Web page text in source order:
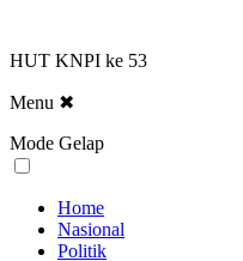
HUT KNPI ke 53
Menu ✖
Mode Gelap
Home
Nasional
Politik